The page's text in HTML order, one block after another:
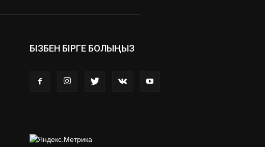
БІЗБЕН БІРГЕ БОЛЫҢЫЗ